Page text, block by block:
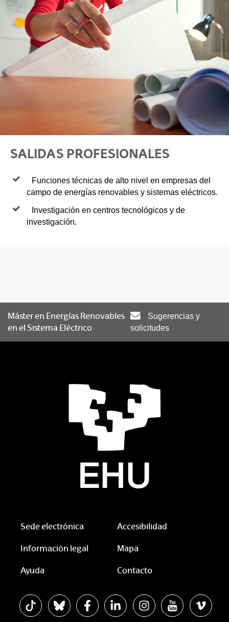
SALIDAS PROFESIONALES
Funciones técnicas de alto nivel en empresas del
campo de energías renovables y sistemas eléctricos.
Investigación en centros tecnológicos y de
investigación.
Máster en Energías Renovables
en el Sistema Eléctrico
Sugerencias y
solicitudes
Sede electrónica Accesibilidad
Información legal Mapa
Ayuda Contacto
La EHU en Tiktok
La EHU en Bluesky
La EHU en Facebook
La EHU en Linkedin
La EHU en Instagram
La EHU en
La